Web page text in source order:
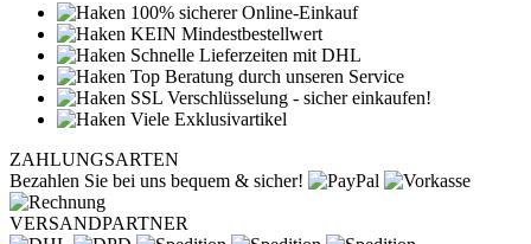
100% sicherer Online-Einkauf
KEIN Mindestbestellwert
Schnelle Lieferzeiten mit DHL
Top Beratung durch unseren Service
SSL Verschlüsselung - sicher einkaufen!
Viele Exklusivartikel
ZAHLUNGSARTEN
Bezahlen Sie bei uns bequem & sicher!
VERSANDPARTNER